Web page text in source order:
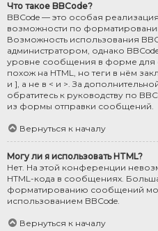
Что такое BBCode?
BBCode — это особая
возможности по
Возможность использования
администратором, однако
уровне сообщения в форме для
похож на HTML, но теги в нём
и ], а не в < и >. За
обратитесь к руководству по
из формы отправки сообщений.
Вернуться к началу
Могу ли я использовать HTML?
Нет. На этой конференции
HTML-кода в сообщениях.
форматированию сообщений
использованием BBCode.
Вернуться к началу